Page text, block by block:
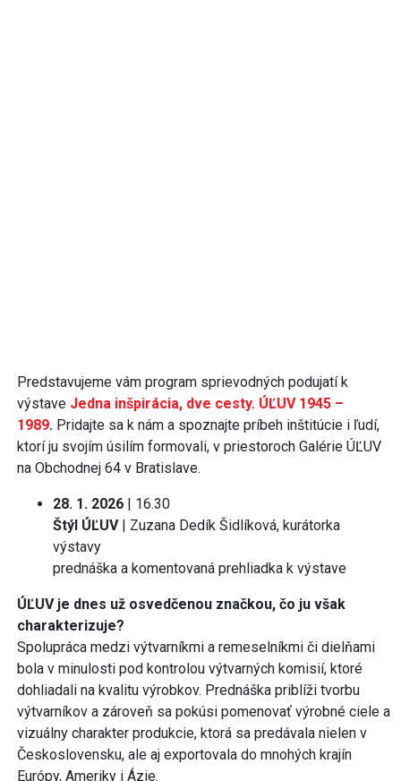
Predstavujeme vám program sprievodných podujatí k
výstave Jedna inšpirácia, dve cesty. ÚĽUV 1945 –
1989. Pridajte sa k nám a spoznajte príbeh inštitúcie i ľudí,
ktorí ju svojím úsilím formovali, v priestoroch Galérie ÚĽUV
na Obchodnej 64 v Bratislave.
28. 1. 2026 | 16.30
Štýl ÚĽUV | Zuzana Dedík Šidlíková, kurátorka
výstavy
prednáška a komentovaná prehliadka k výstave
ÚĽUV je dnes už osvedčenou značkou, čo ju však
charakterizuje?
Spolupráca medzi výtvarníkmi a remeselníkmi či dielňami
bola v minulosti pod kontrolou výtvarných komisií, ktoré
dohliadali na kvalitu výrobkov. Prednáška priblíži tvorbu
výtvarníkov a zároveň sa pokúsi pomenovať výrobné ciele a
vizuálny charakter produkcie, ktorá sa predávala nielen v
Československu, ale aj exportovala do mnohých krajín
Európy, Ameriky i Ázie.